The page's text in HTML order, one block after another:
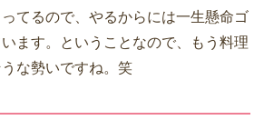
てるので、やるからには一生懸命ゴ
ます。ということなので、もう料理
な勢いですね。笑